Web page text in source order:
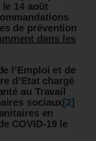
14 août
de prévention
dans les
l’Emploi et de
d’Etat chargé
au Travail
sociaux[2]
en
COVID-19 le